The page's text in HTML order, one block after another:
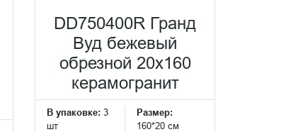
DD750400R Гранд
Вуд бежевый
обрезной 20x160
керамогранит
В упаковке: 3
шт
Размер:
160*20 см